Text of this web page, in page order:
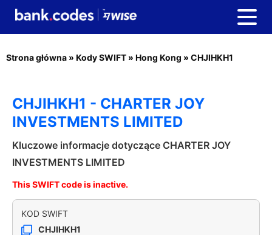
Strona główna » Kody SWIFT » Hong Kong » CHJIHKH1
CHJIHKH1 - CHARTER JOY
INVESTMENTS LIMITED
Kluczowe informacje dotyczące CHARTER JOY
INVESTMENTS LIMITED
This SWIFT code is inactive.
KOD SWIFT
CHJIHKH1